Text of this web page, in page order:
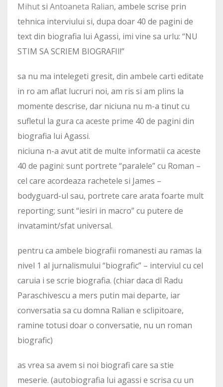
Mihutsi Antoaneta Ralian, ambele scrise prin
tehnica interviului si, dupa doar 40 de pagini de
text din biografia lui Agassi, imi vine sa urlu: “NU
STIM SA SCRIEM BIOGRAFII!”
sa nu ma intelegeti gresit, din ambele carti editate
in ro am aflat lucruri noi, am ris si am plins la
momente descrise, dar niciuna nu m-a tinut cu
sufletul la gura ca aceste prime 40 de pagini din
biografia lui Agassi.
niciuna n-a avut atit de multe informatii ca aceste
40 de pagini: sunt portrete “paralele” cu Roman –
cel care acordeaza rachetele si James –
bodyguard-ul sau, portrete care arata foarte mult
reporting; sunt “iesiri in macro” cu putere de
invatamint/sfat universal.
pentru ca ambele biografii romanesti au ramas la
nivel 1 al jurnalismului “biografic” – interviul cu cel
caruia i se scrie biografia. (chiar daca dl Radu
Paraschivescu a mers putin mai departe, iar
conversatia sa cu domna Ralian e sclipitoare,
ramine totusi doar o conversatie, nu un roman
biografic)
as vrea sa avem si noi biografi care sa stie
meserie. (autobiografia lui agassi e scrisa cu un